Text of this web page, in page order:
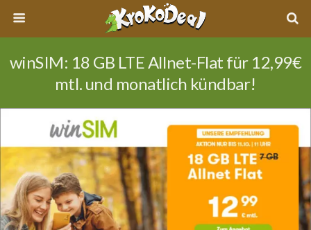
winSIM: 18 GB LTE Allnet-Flat für 12,99€
mtl. und monatlich kündbar!